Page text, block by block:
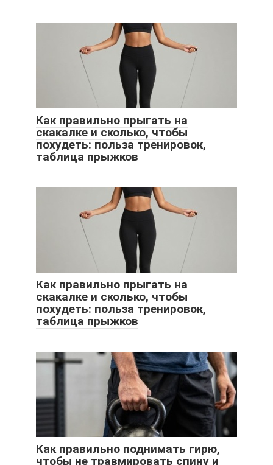
Как правильно прыгать на
скакалке и сколько, чтобы
похудеть: польза тренировок,
таблица прыжков
Как правильно прыгать на
скакалке и сколько, чтобы
похудеть: польза тренировок,
таблица прыжков
Как правильно поднимать гирю,
чтобы не травмировать спину и